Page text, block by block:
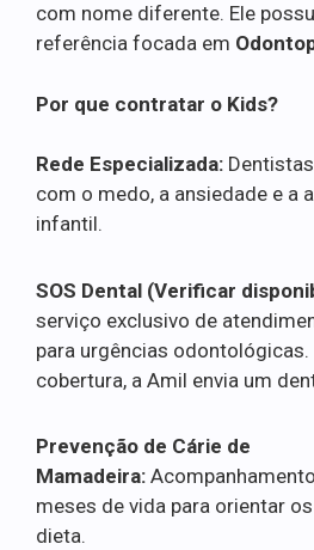
com nome diferente. Ele
referência focada em
Por que contratar o Kids?
Rede Especializada:
com o medo, a ansiedade e a
infantil.
SOS Dental (Verificar
serviço exclusivo de
para urgências odontológicas.
cobertura, a Amil envia um
Prevenção de Cárie de
Mamadeira:
meses de vida para orientar
dieta.